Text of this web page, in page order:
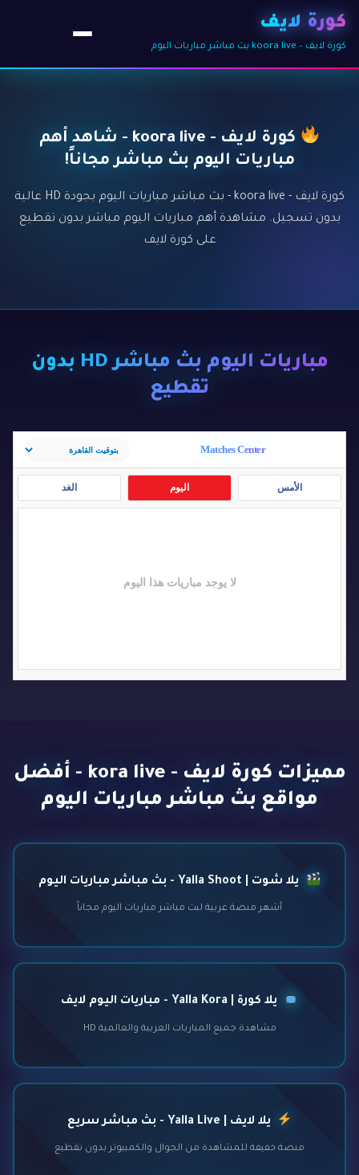
كورة لايف
كورة لايف – koora live بث مباشر مباريات اليوم
كورة لايف - koora live - شاهد أهم
مباريات اليوم بث مباشر مجاناً!
كورة لايف - koora live - بث مباشر مباريات اليوم بجودة HD عالية
بدون تسجيل. مشاهدة أهم مباريات اليوم مباشر بدون تقطيع
على كورة لايف
مباريات اليوم بث مباشر HD بدون
تقطيع
Matches Center
الأمس اليوم الغد
لا يوجد مباريات هذا اليوم
مميزات كورة لايف - kora live - أفضل
مواقع بث مباشر مباريات اليوم
يلا شوت | Yalla Shoot - بث مباشر مباريات اليوم
أشهر منصة عربية لبث مباشر مباريات اليوم مجاناً
يلا كورة | Yalla Kora - مباريات اليوم لايف
مشاهدة جميع المباريات العربية والعالمية HD
يلا لايف | Yalla Live - بث مباشر سريع
منصة خفيفة للمشاهدة من الجوال والكمبيوتر بدون تقطيع